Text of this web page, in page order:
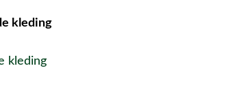
kleding
kleding